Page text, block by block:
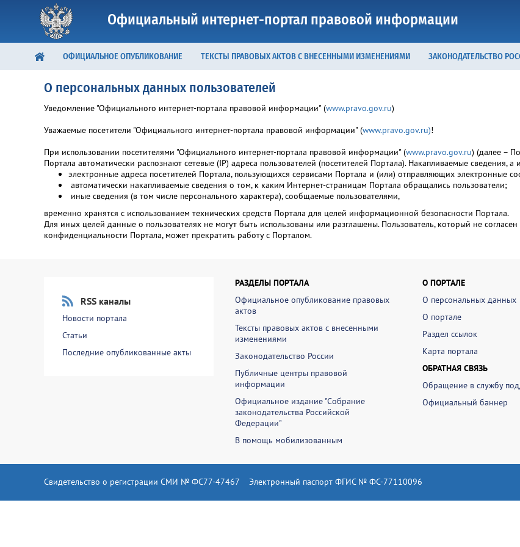
Официальный интернет-портал правовой информации
ОФИЦИАЛЬНОЕ ОПУБЛИКОВАНИЕ ТЕКСТЫ ПРАВОВЫХ АКТОВ С ВНЕСЕННЫМИ ИЗМЕНЕНИЯМИ ЗАКОНОДАТЕЛЬСТВО
О персональных данных пользователей
Уведомление "Официального интернет-портала правовой информации" (www.pravo.gov.ru)
Уважаемые посетители "Официального интернет-портала правовой информации" (www.pravo.gov.ru)!
При использовании посетителями "Официального интернет-портала правовой информации" (www.pravo.gov.ru) (далее –
Портала автоматически распознают сетевые (IP) адреса пользователей (посетителей Портала). Накапливаемые сведения, а
электронные адреса посетителей Портала, пользующихся сервисами Портала и (или) отправляющих электронные
автоматически накапливаемые сведения о том, к каким Интернет-страницам Портала обращались пользователи;
иные сведения (в том числе персонального характера), сообщаемые пользователями,
временно хранятся с использованием технических средств Портала для целей информационной безопасности Портала.
Для иных целей данные о пользователях не могут быть использованы или разглашены. Пользователь, который не
конфиденциальности Портала, может прекратить работу с Порталом.
RSS каналы
Новости портала
Статьи
Последние опубликованные акты
РАЗДЕЛЫ ПОРТАЛА
Официальное опубликование правовых
актов
Тексты правовых актов с внесенными
изменениями
Законодательство России
Публичные центры правовой
информации
Официальное издание "Собрание
законодательства Российской
Федерации"
В помощь мобилизованным
О ПОРТАЛЕ
О персональных данных
О портале
Раздел ссылок
Карта портала
ОБРАТНАЯ СВЯЗЬ
Обращение в службу
Официальный баннер
Свидетельство о регистрации СМИ № ФС77-47467 Электронный паспорт ФГИС № ФС-77110096